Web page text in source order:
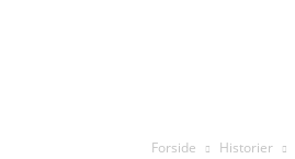
Forside Historier